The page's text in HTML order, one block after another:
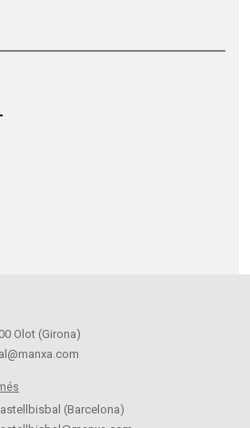
Olot (Girona)
(Barcelona)